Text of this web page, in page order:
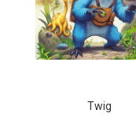
Twig